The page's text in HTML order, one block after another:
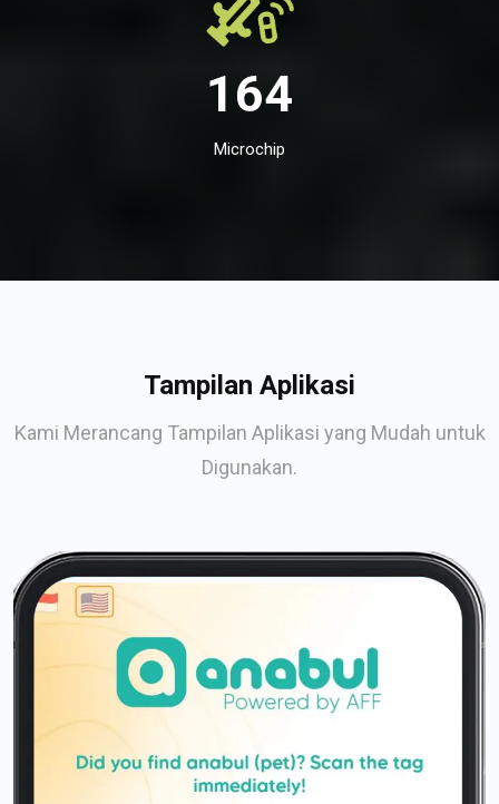
164
Microchip
Tampilan Aplikasi
Kami Merancang Tampilan Aplikasi yang Mudah untuk
Digunakan.